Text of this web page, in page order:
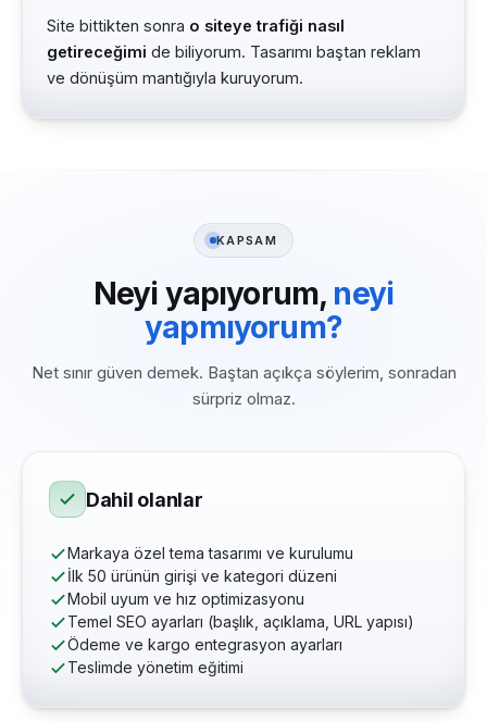
Site bittikten sonra o siteye trafiği nasıl
getireceğimi de biliyorum. Tasarımı baştan reklam
ve dönüşüm mantığıyla kuruyorum.
KAPSAM
Neyi yapıyorum, neyi
yapmıyorum?
Net sınır güven demek. Baştan açıkça söylerim, sonradan
sürpriz olmaz.
Dahil olanlar
Markaya özel tema tasarımı ve kurulumu
İlk 50 ürünün girişi ve kategori düzeni
Mobil uyum ve hız optimizasyonu
Temel SEO ayarları (başlık, açıklama, URL yapısı)
Ödeme ve kargo entegrasyon ayarları
Teslimde yönetim eğitimi